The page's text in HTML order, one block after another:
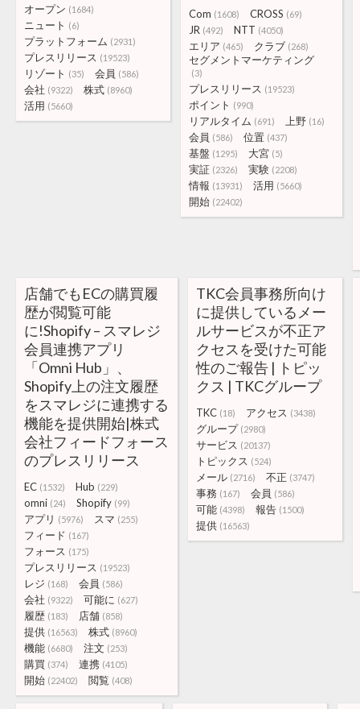
オープン (1684)
ニュート (6)
プラットフォーム (2931)
プレスリリース (19523)
リゾート (35) 会員 (586)
会社 (9322) 株式 (8960)
活用 (5660)
Com (1608) CROSS (69)
JR (492) NTT (4050)
エリア (465) クラブ (268)
セグメントマーケティング
(3)
プレスリリース (19523)
ポイント (990)
リアルタイム (691) 上野 (16)
会員 (586) 位置 (437)
基盤 (1295) 大宮 (5)
実証 (2326) 実験 (2208)
情報 (13931) 活用 (5660)
開始 (22402)
店舗でもECの購買履
歴が閲覧可能
に!Shopify – スマレジ
会員連携アプリ
「Omni Hub」、
Shopify上の注文履歴
をスマレジに連携する
機能を提供開始|株式
会社フィードフォース
のプレスリリース
EC (1532) Hub (229)
omni (24) Shopify (99)
アプリ (5976) スマ (255)
フィード (167)
フォース (175)
プレスリリース (19523)
レジ (168) 会員 (586)
会社 (9322) 可能に (627)
履歴 (183) 店舗 (858)
提供 (16563) 株式 (8960)
機能 (6680) 注文 (253)
購買 (374) 連携 (4105)
開始 (22402) 閲覧 (408)
TKC会員事務所向け
に提供しているメー
ルサービスが不正ア
クセスを受けた可能
性のご報告 | トピッ
クス | TKCグループ
TKC (18) アクセス (3438)
グループ (2980)
サービス (20137)
トピックス (524)
メール (2716) 不正 (3747)
事務 (167) 会員 (586)
可能 (4398) 報告 (1500)
提供 (16563)